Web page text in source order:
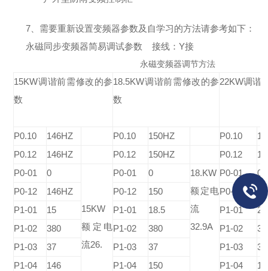
7、需要重新设置变频器参数及自学习的方法请参考如下：
永磁同步变频器简易调试参数 接线：Y接
永磁变频器调节方法
15KW调谐前需修改的参
数
18.5KW调谐前需修改的参
数
22KW调谐
P0.10 146HZ P0.10 150HZ P0.10
P0.12
146HZ P0.12 150HZ P0.12
P0-01
0
15KW
额定电
流26.
P0-01 0
18.KW
额定电
流
32.9A
P0-01
0
P0-12
146HZ P0-12 150 P0-12
P1-01
15 P1-01 18.5 P1-01
22
P1-02
380 P1-02 380 P1-02
P1-03
37 P1-03 37 P1-03
37
P1-04
146 P1-04 150 P1-04